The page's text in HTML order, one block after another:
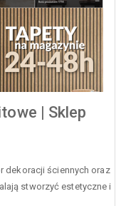
| Sklep
dekoracji ściennych oraz
stworzyć estetyczne i